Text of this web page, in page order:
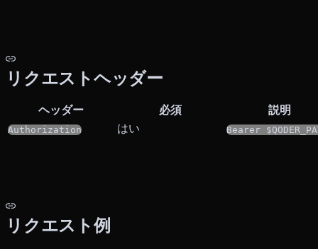
リクエストヘッダー
ヘッダー 必須 説明
Authorization はい Bearer
リクエスト例